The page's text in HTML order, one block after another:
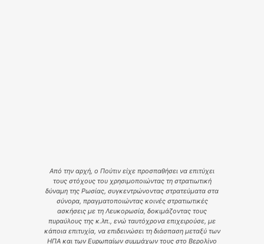
Από την αρχή, ο Πούτιν είχε προσπαθήσει να επιτύχει
τους στόχους του χρησιμοποιώντας τη στρατιωτική
δύναμη της Ρωσίας, συγκεντρώνοντας στρατεύματα στα
σύνορα, πραγματοποιώντας κοινές στρατιωτικές
ασκήσεις με τη Λευκορωσία, δοκιμάζοντας τους
πυραύλους της κ.λπ., ενώ ταυτόχρονα επιχειρούσε, με
κάποια επιτυχία, να επιδεινώσει τη διάσπαση μεταξύ των
ΗΠΑ και των Ευρωπαίων συμμάχων τους στο Βερολίνο